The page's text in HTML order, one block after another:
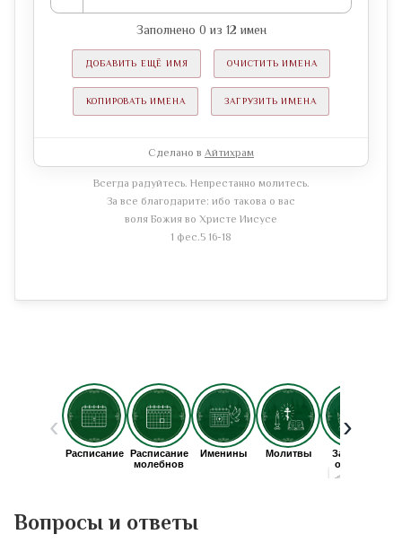
Заполнено 0 из 12 имен
ДОБАВИТЬ ЕЩЁ ИМЯ ОЧИСТИТЬ ИМЕНА
КОПИРОВАТЬ ИМЕНА ЗАГРУЗИТЬ ИМЕНА
Сделано в Айтихрам
Всегда радуйтесь. Непрестанно молитесь.
За все благодарите: ибо такова о вас
воля Божия во Христе Иисусе
1 фес.5 16-18
Вопросы и ответы